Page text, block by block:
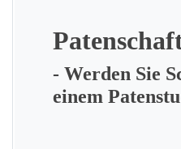
- Werden Sie
einem